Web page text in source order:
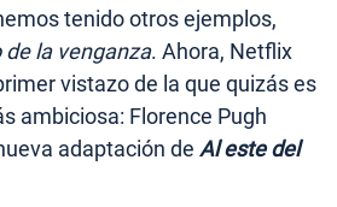
tenido otros ejemplos,
de la venganza. Ahora, Netflix
vistazo de la que quizás es
ambiciosa: Florence Pugh
adaptación de Al este del